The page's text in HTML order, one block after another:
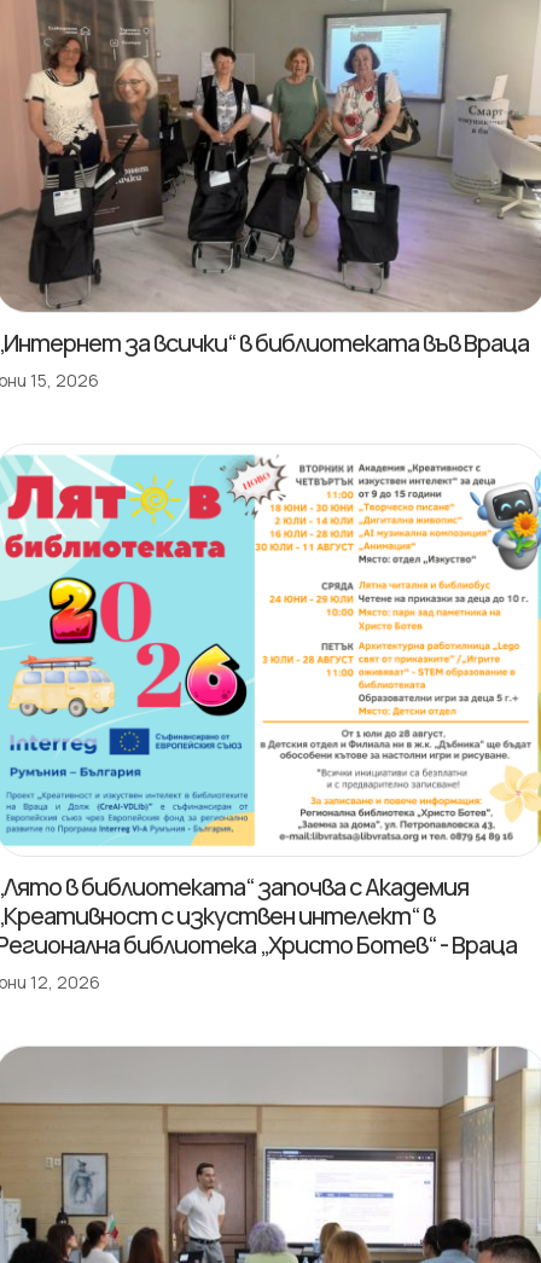
за всички“ в библиотеката във Враца
15, 2026
в библиотеката“ започва с Академия
с изкуствен интелект“ в
библиотека „Христо Ботев“ - Враца
12, 2026